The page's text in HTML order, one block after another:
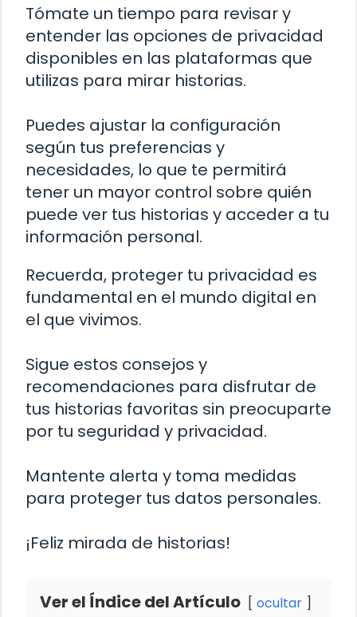
Tómate un tiempo para revisar y
entender las opciones de privacidad
disponibles en las plataformas que
utilizas para mirar historias.
Puedes ajustar la configuración
según tus preferencias y
necesidades, lo que te permitirá
tener un mayor control sobre quién
puede ver tus historias y acceder a tu
información personal.
Recuerda, proteger tu privacidad es
fundamental en el mundo digital en
el que vivimos.
Sigue estos consejos y
recomendaciones para disfrutar de
tus historias favoritas sin preocuparte
por tu seguridad y privacidad.
Mantente alerta y toma medidas
para proteger tus datos personales.
¡Feliz mirada de historias!
Ver el Índice del Artículo ocultar